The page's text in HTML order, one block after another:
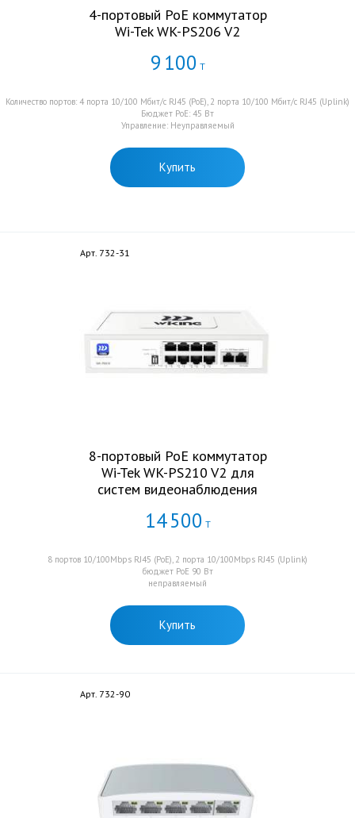
4-портовый PoE коммутатор
Wi-Tek WK-PS206 V2
9 100 Т
Количество портов: 4 порта 10/100 Мбит/с RJ45 (PoE), 2 порта 10/100 Мбит/с RJ45 (Uplink)
Бюджет PoE: 45 Вт
Управление: Неуправляемый
Купить
Арт. 732-31
8-портовый PoE коммутатор
Wi-Tek WK-PS210 V2 для
систем видеонаблюдения
14500 Т
8 портов 10/100Mbps RJ45 (PoE), 2 порта 10/100Mbps RJ45 (Uplink)
бюджет PoE 90 Вт
неправляемый
Купить
Арт. 732-90